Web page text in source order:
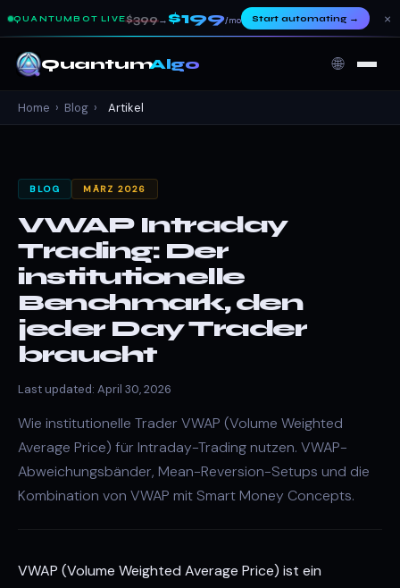
QUANTUMBOT LIVE$399→ $199/mo Start automating→ ×
QuantumAlgo 🌐
Home › Blog › Artikel
BLOG MÄRZ 2026
VWAP Intraday
Trading: Der
institutionelle
Benchmark, den
jeder Day Trader
braucht
Last updated: April 30, 2026
Wie institutionelle Trader VWAP (Volume Weighted
Average Price) für Intraday-Trading nutzen. VWAP-
Abweichungsbänder, Mean-Reversion-Setups und die
Kombination von VWAP mit Smart Money Concepts.
VWAP (Volume Weighted Average Price) ist ein